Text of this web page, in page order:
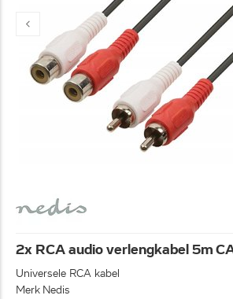
2x RCA audio verlengkabel 5m
Universele RCA kabel
Merk Nedis